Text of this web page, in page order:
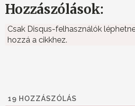
Hozzászólások:
Csak Disqus-felhasználók
hozzá a cikkhez.
19 HOZZÁSZÓLÁS